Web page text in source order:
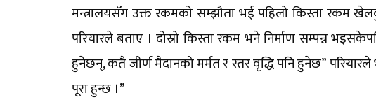
मन्त्रालयसँग उक्त रकमको सम्झौता भई पहिलो किस्ता रकम
परियारले बताए । दोस्रो किस्ता रकम भने निर्माण सम्पन्न
हुनेछन्, कतै जीर्ण मैदानको मर्मत र स्तर वृद्धि पनि हुनेछ”
पूरा हुन्छ ।”